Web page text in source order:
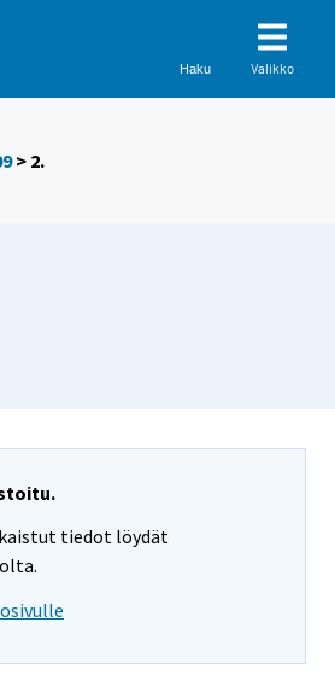
Haku Valikko
> 2.
tiedot löydät